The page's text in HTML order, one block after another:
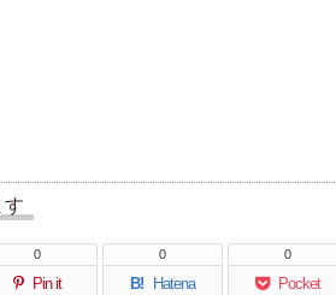
Pin it
0
B! Hatena
0
Pocket
0